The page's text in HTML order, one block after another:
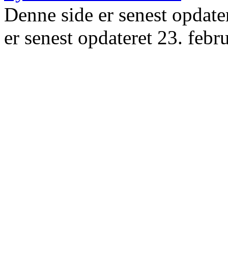
Denne side er senest
er senest opdateret 23.